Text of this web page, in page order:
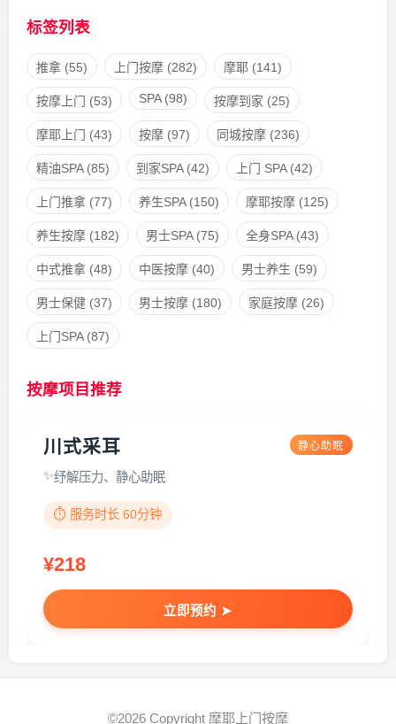
标签列表
推拿(55) 上门按摩(282) 摩耶(141)
按摩上门 (53) SPA(98) 按摩到家 (25)
摩耶上门 (43) 按摩(97) 同城按摩(236)
精油SPA(85) 到家SPA(42) 上门 SPA(42)
上门推拿(77) 养生SPA(150) 摩耶按摩(125)
养生按摩(182) 男士SPA(75) 全身SPA(43)
中式推拿(48) 中医按摩(40) 男士养生 (59)
男士保健(37) 男士按摩(180) 家庭按摩(26)
上门SPA(87)
按摩项目推荐
川式采耳 静心助眠
纾解压力、静心助眠
⏱️ 服务时长 60分钟
¥218
立即预约 ➤
©2026 Copyright 摩耶上门按摩